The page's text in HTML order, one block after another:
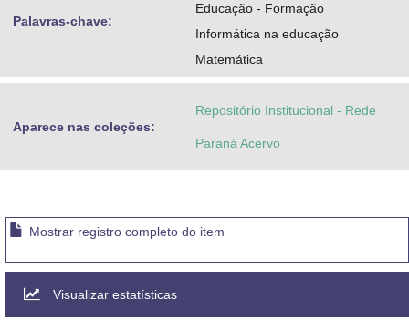
Palavras-chave:
Educação - Formação
Informática na educação
Matemática
Aparece nas coleções:
Repositório Institucional - Rede
Paraná Acervo
Mostrar registro completo do item
Visualizar estatísticas